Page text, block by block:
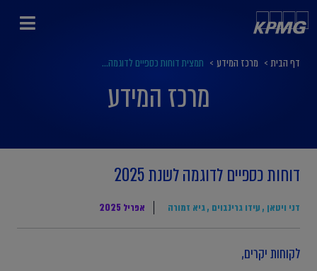
דף הבית > מרכז המידע > תמצית דוחות כספיים לדוגמה...
מרכז המידע
דוחות כספיים לדוגמה לשנת 2025
דני ויטאן , עידו גרינבוים ,גיא זמורה אפריל 2025
לקוחות יקרים,